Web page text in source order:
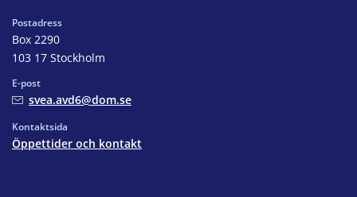
Postadress
Box 2290
103 17 Stockholm
E-post
svea.avd6@dom.se
Kontaktsida
Öppettider och kontakt